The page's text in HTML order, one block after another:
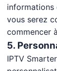
informations
vous serez
commencer
5.
IPTV